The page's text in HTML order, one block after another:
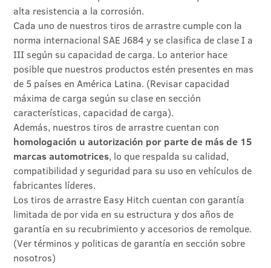
alta resistencia a la corrosión.
Cada uno de nuestros tiros de arrastre cumple con la
norma internacional SAE J684 y se clasifica de clase I a
III según su capacidad de carga. Lo anterior hace
posible que nuestros productos estén presentes en mas
de 5 países en América Latina. (Revisar capacidad
máxima de carga según su clase en sección
características, capacidad de carga).
Además, nuestros tiros de arrastre cuentan con
homologación u autorización por parte de más de 15
marcas automotrices, lo que respalda su calidad,
compatibilidad y seguridad para su uso en vehículos de
fabricantes líderes.
Los tiros de arrastre Easy Hitch cuentan con garantía
limitada de por vida en su estructura y dos años de
garantía en su recubrimiento y accesorios de remolque.
(Ver términos y politicas de garantía en sección sobre
nosotros)